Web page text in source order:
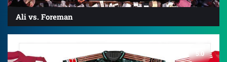
Ali vs. Foreman
5.0